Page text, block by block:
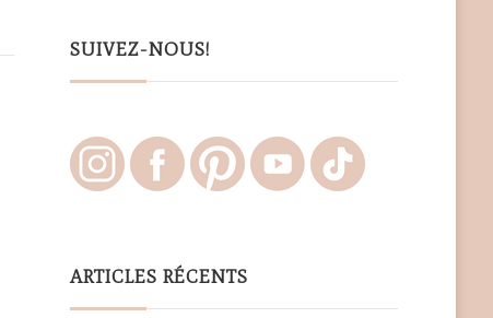
SUIVEZ-NOUS!
ARTICLES RÉCENTS